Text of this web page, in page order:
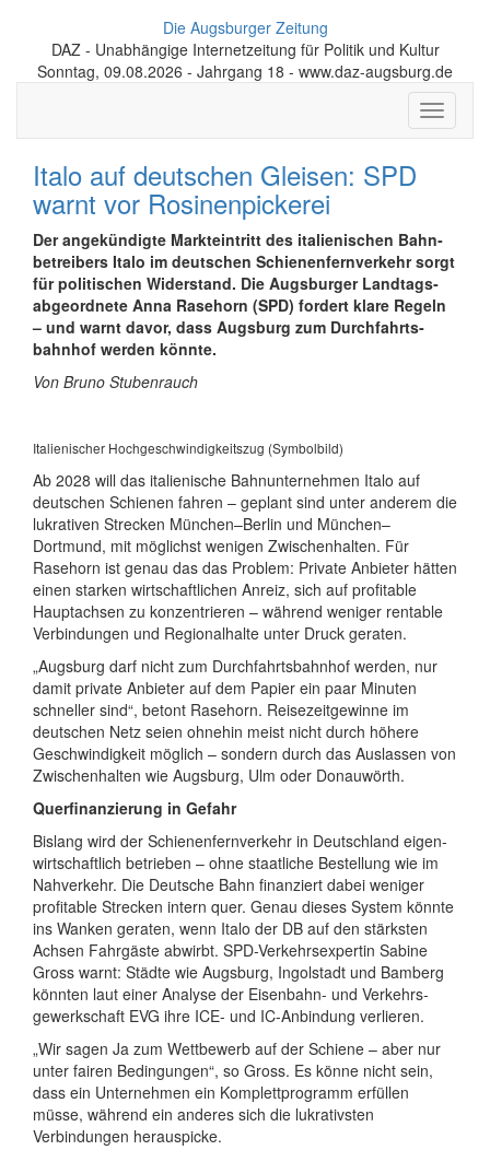
Die Augsburger Zeitung
DAZ - Unabhängige Internetzeitung für Politik und Kultur
Sonntag, 09.08.2026 - Jahrgang 18 - www.daz-augsburg.de
Toggle
Italo auf deutschen Gleisen: SPD
warnt vor Rosinenpickerei
Der angekündigte Markteintritt des italienischen Bahn­
betreibers Italo im deutschen Schienen­fern­verkehr sorgt
für politischen Widerstand. Die Augsburger Land­tags­
abgeordnete Anna Rasehorn (SPD) fordert klare Regeln
– und warnt davor, dass Augsburg zum Durch­fahrts­
bahnhof werden könnte.
Von Bruno Stubenrauch
Italienischer Hochgeschwindigkeitszug (Symbolbild)
Ab 2028 will das italienische Bahn­unternehmen Italo auf
deutschen Schienen fahren – geplant sind unter anderem die
lukrativen Strecken München–Berlin und München–
Dortmund, mit möglichst wenigen Zwischen­halten. Für
Rasehorn ist genau das das Problem: Private Anbieter hätten
einen starken wirtschaftlichen Anreiz, sich auf profitable
Haupt­achsen zu konzentrieren – während weniger rentable
Verbindungen und Regional­halte unter Druck geraten.
„Augsburg darf nicht zum Durch­fahrts­bahnhof werden, nur
damit private Anbieter auf dem Papier ein paar Minuten
schneller sind“, betont Rasehorn. Reise­zeit­gewinne im
deutschen Netz seien ohnehin meist nicht durch höhere
Geschwindigkeit möglich – sondern durch das Auslassen von
Zwischen­halten wie Augsburg, Ulm oder Donau­wörth.
Querfinanzierung in Gefahr
Bislang wird der Schienen­fern­verkehr in Deutschland eigen­
wirtschaftlich betrieben – ohne staatliche Bestellung wie im
Nah­verkehr. Die Deutsche Bahn finanziert dabei weniger
profitable Strecken intern quer. Genau dieses System könnte
ins Wanken geraten, wenn Italo der DB auf den stärksten
Achsen Fahrgäste abwirbt. SPD-Verkehrs­expertin Sabine
Gross warnt: Städte wie Augsburg, Ingolstadt und Bamberg
könnten laut einer Analyse der Eisenbahn- und Verkehrs­
gewerkschaft EVG ihre ICE- und IC-Anbindung verlieren.
„Wir sagen Ja zum Wettbewerb auf der Schiene – aber nur
unter fairen Bedingungen“, so Gross. Es könne nicht sein,
dass ein Unter­nehmen ein Komplett­programm erfüllen
müsse, während ein anderes sich die lukrativsten
Verbindungen herauspicke.